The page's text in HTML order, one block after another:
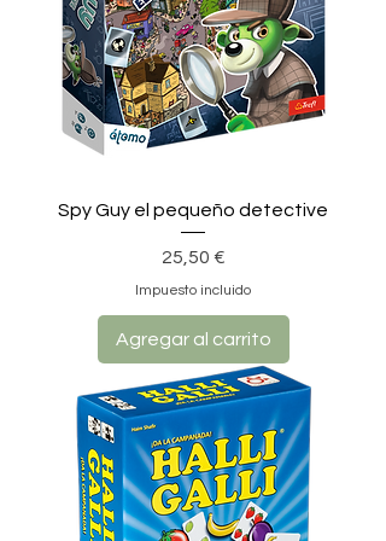
Spy Guy el pequeño detective
Precio
25,50 €
Impuesto incluido
Agregar al carrito